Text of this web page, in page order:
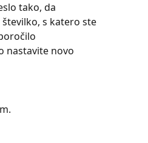
tako, da
s katero ste
nastavite novo